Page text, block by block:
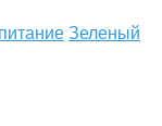
Зеленый